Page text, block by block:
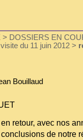
> DOSSIERS EN
du 11 juin 2012 >
Bouillaud
retour, avec nos
de notre